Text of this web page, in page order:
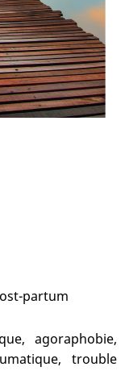
partum
agoraphobie,
trouble